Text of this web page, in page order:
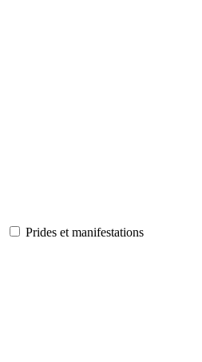
Prides et manifestations